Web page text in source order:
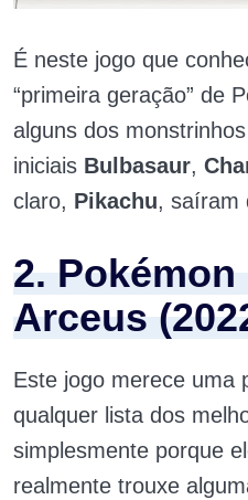
É neste jogo que
“primeira geração” de
alguns dos
iniciais Bulbasaur,
claro, Pikachu, saíram
2.
Arceus
Este jogo merece uma
qualquer lista dos
simplesmente porque
realmente trouxe